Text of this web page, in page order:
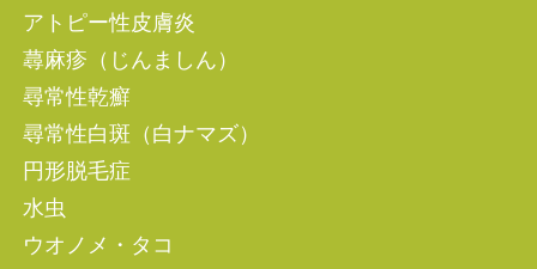
アトピー性皮膚炎
蕁麻疹（じんましん）
尋常性乾癬
尋常性白斑（白ナマズ）
円形脱毛症
水虫
ウオノメ・タコ